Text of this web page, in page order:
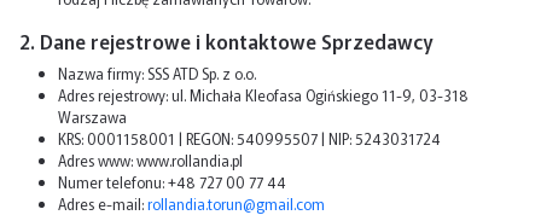
2. Dane rejestrowe i kontaktowe Sprzedawcy
Nazwa firmy: SSS ATD Sp. z o.o.
Adres rejestrowy: ul. Michała Kleofasa Ogińskiego 11-9, 03-318
Warszawa
KRS: 0001158001 | REGON: 540995507 | NIP: 5243031724
Adres www: www.rollandia.pl
Numer telefonu: +48 727 00 77 44
Adres e-mail:rollandia.torun@gmail.com